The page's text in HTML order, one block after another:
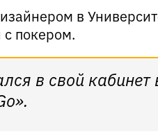
в
покером.
в свой кабинет